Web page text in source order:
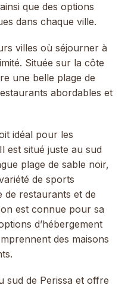
que des options
dans chaque ville.
villes où séjourner à
Située sur la côte
une belle plage de
abordables et
idéal pour les
est situé juste au sud
plage de sable noir,
de sports
de restaurants et de
est connue pour sa
d’hébergement
des maisons
sud de Perissa et offre